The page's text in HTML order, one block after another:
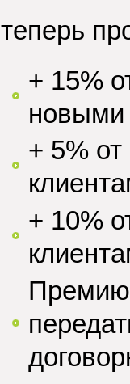
теперь
+ 15%
новыми
+ 5%
+ 10%
Премию